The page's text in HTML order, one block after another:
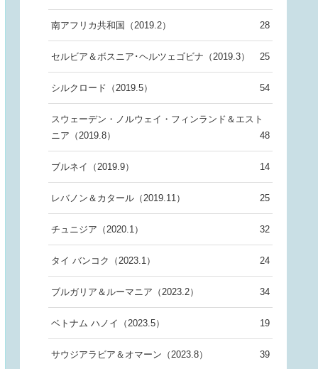
南アフリカ共和国（2019.2） 28
セルビア＆ボスニア･ヘルツェゴビナ（2019.3） 25
シルクロード（2019.5） 54
スウェーデン・ノルウェイ・フィンランド＆エスト
ニア（2019.8）
48
ブルネイ（2019.9） 14
レバノン＆カタール（2019.11） 25
チュニジア（2020.1） 32
タイ バンコク（2023.1） 24
ブルガリア＆ルーマニア（2023.2） 34
ベトナム ハノイ（2023.5） 19
サウジアラビア＆オマーン（2023.8） 39